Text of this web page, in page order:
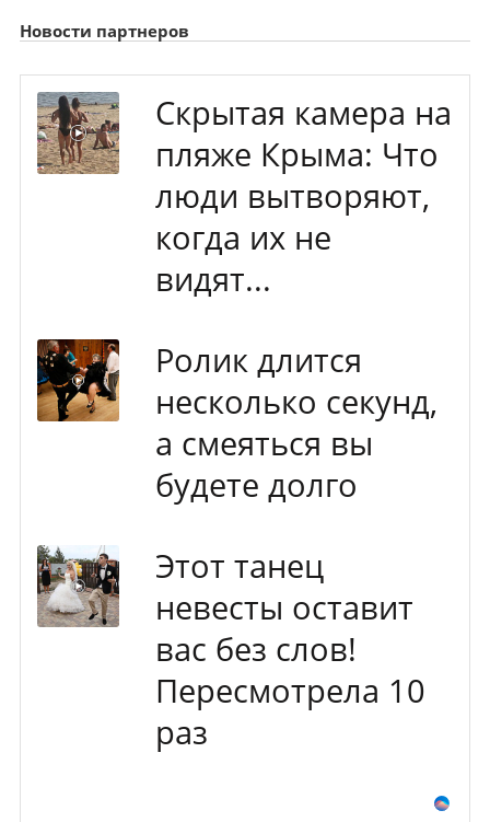
Новости партнеров
Скрытая камера на
пляже Крыма: Что
люди вытворяют,
когда их не
видят...
Ролик длится
несколько секунд,
а смеяться вы
будете долго
Этот танец
невесты оставит
вас без слов!
Пересмотрела 10
раз